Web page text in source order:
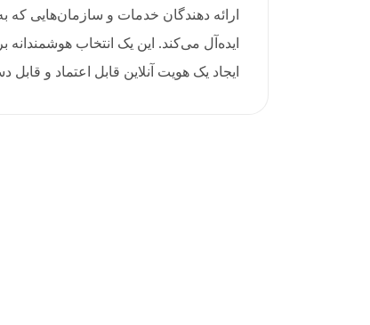
ارائه دهندگان خدمات و سازمان‌هایی که
ایده‌آل می‌کند. این یک انتخاب
ایجاد یک هویت آنلاین قابل اعتماد و